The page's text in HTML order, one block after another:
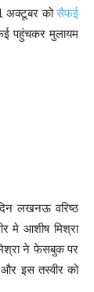
अक्टूबर कोसैफई
पहुंचकर मुलायम
लखनऊ वरिष्ठ
मे आशीष मिश्रा
ने फेसबुक पर
इस तस्वीर को